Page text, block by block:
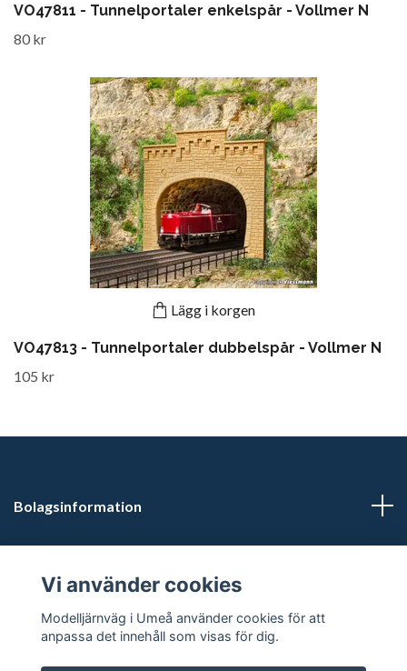
VO47811 - Tunnelportaler enkelspår - Vollmer N
80 kr
Lägg i korgen
VO47813 - Tunnelportaler dubbelspår - Vollmer N
105 kr
Bolagsinformation
Butikstider: Vardagar kl 12.00-15.00. Övrig tid efter
överenskommelse.
Vi använder cookies
Modelljärnväg i Umeå använder cookies för att
anpassa det innehåll som visas för dig.